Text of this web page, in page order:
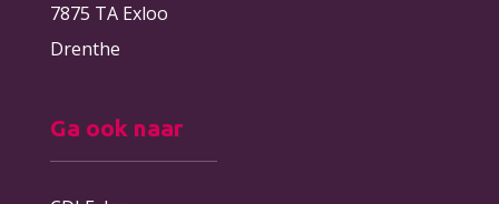
7875 TA Exloo
Drenthe
Ga ook naar